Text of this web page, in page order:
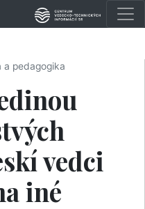
a pedagogika
vedci
iné